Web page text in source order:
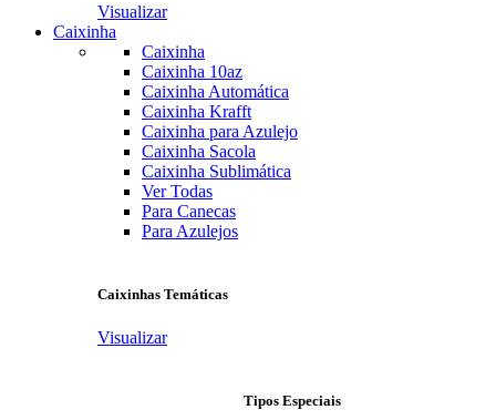
Visualizar
Caixinha
Caixinha
Caixinha 10az
Caixinha Automática
Caixinha Krafft
Caixinha para Azulejo
Caixinha Sacola
Caixinha Sublimática
Ver Todas
Para Canecas
Para Azulejos
Caixinhas Temáticas
Visualizar
Tipos Especiais